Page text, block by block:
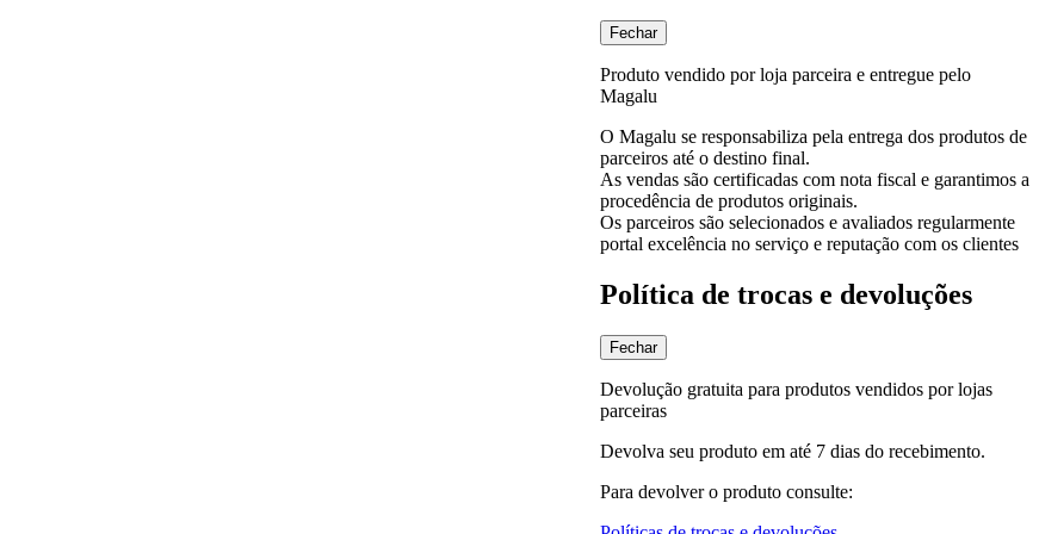
Fechar
Produto vendido por loja parceira e entregue pelo
Magalu
O Magalu se responsabiliza pela entrega dos produtos de
parceiros até o destino final.
As vendas são certificadas com nota fiscal e garantimos a
procedência de produtos originais.
Os parceiros são selecionados e avaliados regularmente
portal excelência no serviço e reputação com os clientes
Política de trocas e devoluções
Fechar
Devolução gratuita para produtos vendidos por lojas
parceiras
Devolva seu produto em até 7 dias do recebimento.
Para devolver o produto consulte: